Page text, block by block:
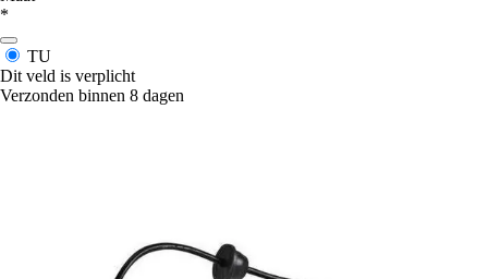
*
TU
Dit veld is verplicht
Verzonden binnen 8 dagen